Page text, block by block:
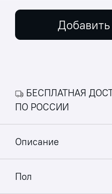
БЕСПЛАТНАЯ
ПО РОССИИ
Описание
Пол